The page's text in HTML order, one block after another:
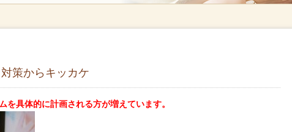
策からキッカケ
を具体的に計画される方が増えています。